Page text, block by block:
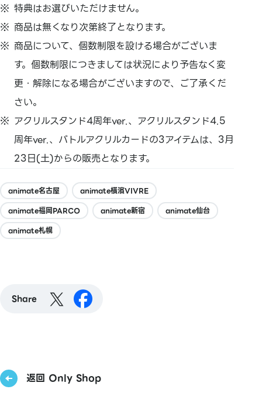
特典はお選びいただけません。
商品は無くなり次第終了となります。
商品について、個数制限を設ける場合がございま
す。個数制限につきましては状況により予告なく変
更・解除になる場合がございますので、ご了承くだ
さい。
アクリルスタンド4周年ver.、アクリルスタンド4.5
周年ver.、バトルアクリルカードの3アイテムは、3月
23日(土)からの販売となります。
animate名古屋
animate橫濱VIVRE
animate福岡PARCO
animate新宿
animate仙台
animate札幌
Share
返回 Only Shop